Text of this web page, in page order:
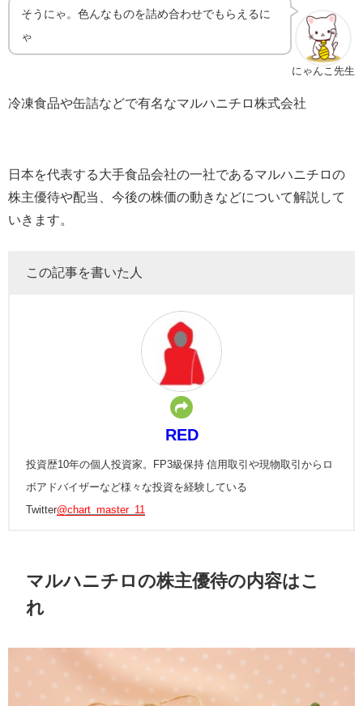
にゃんこ先生
そうにゃ。色んなものを詰め合わせでもらえるに
ゃ
冷凍食品や缶詰などで有名なマルハニチロ株式会社
日本を代表する大手食品会社の一社であるマルハニチロの
株主優待や配当、今後の株価の動きなどについて解説して
いきます。
この記事を書いた人
RED
投資歴10年の個人投資家。FP3級保持 信用取引や現物取引からロ
ボアドバイザーなど様々な投資を経験している
Twitter@chart_master_11
マルハニチロの株主優待の内容はこ
れ